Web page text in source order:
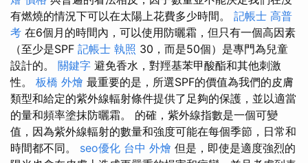
有燃燒的情況下可以在太陽上花費多少時間。 記帳士 高普
考 在6個月的時間內，可以使用防曬霜，但只有一個高因素
（至少是SPF 記帳士 執照 30，而是50個）是專門為兒童
設計的。 關鍵字 避免香水，對羥基苯甲酸酯和其他刺激
性。 板橋 外燴 最重要的是，所選SPF的價值為我們的皮膚
類型和給定的紫外線輻射條件提供了足夠的保護，並以適當
的量和頻率塗抹防曬霜。 的確，紫外線指數是一個可變
值，因為紫外線輻射的數量和強度可能在每個季節，日常和
時間都不同。 seo優化 台中 外燴 但是，即使是適度強烈的